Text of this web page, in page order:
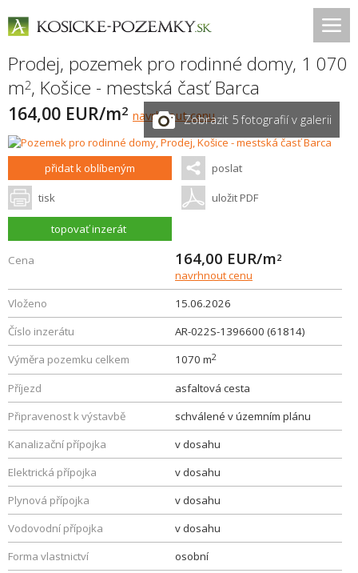
Prodej, pozemek pro rodinné domy, 1 070
m2, Košice - mestská časť Barca
164,00 EUR/m2 navrhnout cenuZobrazit 5 fotografií v galerii
přidat k oblíbeným poslat
tisk uložit PDF
topovať inzerát
Cena 164,00 EUR/m2
navrhnout cenu
Vloženo
15.06.2026
Číslo inzerátu
AR-022S-1396600 (61814)
Výměra pozemku celkem
1070 m2
Příjezd
asfaltová cesta
Připravenost k výstavbě
schválené v územním plánu
Kanalizační přípojka
v dosahu
Elektrická přípojka
v dosahu
Plynová přípojka
v dosahu
Vodovodní přípojka
v dosahu
Forma vlastnictví
osobní